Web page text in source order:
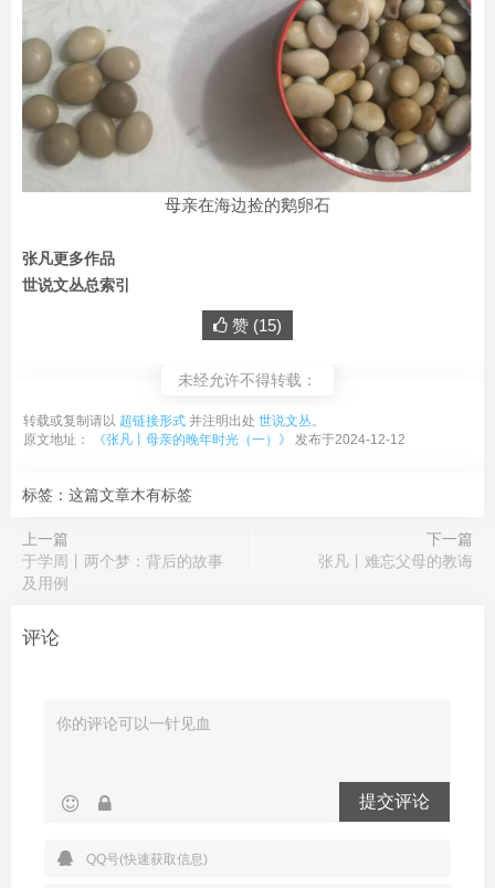
母亲在海边捡的鹅卵石
张凡更多作品
世说文丛总索引
赞 (15)
未经允许不得转载：
转载或复制请以 超链接形式 并注明出处 世说文丛。
原文地址：
《张凡丨母亲的晚年时光（一）》 发布于2024-12-12
标签：这篇文章木有标签
上一篇
于学周丨两个梦：背后的故事
及用例
下一篇
张凡丨难忘父母的教诲
评论
提交评论